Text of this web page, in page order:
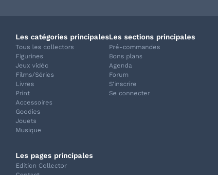
Les catégories principales
Tous les collectors
Figurines
Jeux vidéo
Films/Séries
Livres
Print
Accessoires
Goodies
Jouets
Musique
Les sections principales
Pré-commandes
Bons plans
Agenda
Forum
S'inscrire
Se connecter
Les pages principales
Edition Collector